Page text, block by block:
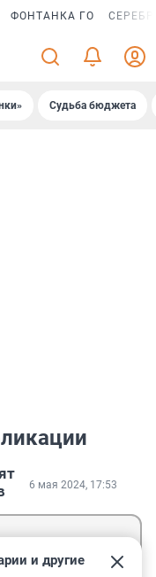
ФОНТАНКА ГО
Судьба бюджета
6 мая 2024, 17:53
и другие